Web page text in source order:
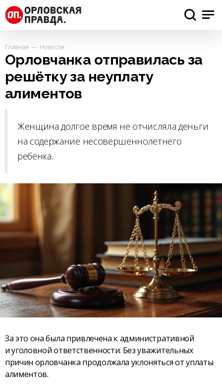
Главная Новости
Орловчанка отправилась за
решётку за неуплату
алиментов
Женщина долгое время не отчисляла деньги
на содержание несовершеннолетнего
ребёнка.
За это она была привлечена к административной
и уголовной ответственности. Без уважительных
причин орловчанка продолжала уклоняться от уплаты
алиментов.